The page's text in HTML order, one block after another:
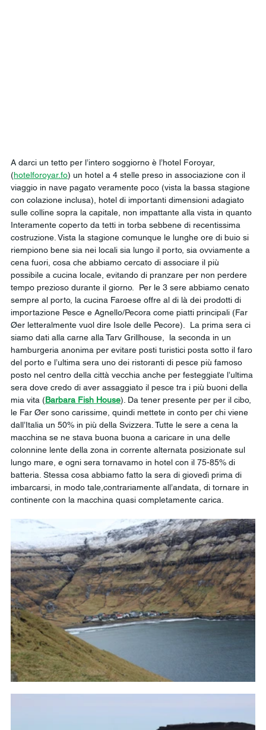
A darci un tetto per l’intero soggiorno è l’hotel Foroyar,
(hotelforoyar.fo) un hotel a 4 stelle preso in associazione con il
viaggio in nave pagato veramente poco (vista la bassa stagione
con colazione inclusa), hotel di importanti dimensioni adagiato
sulle colline sopra la capitale, non impattante alla vista in quanto
Interamente coperto da tetti in torba sebbene di recentissima
costruzione. Vista la stagione comunque le lunghe ore di buio si
riempiono bene sia nei locali sia lungo il porto, sia ovviamente a
cena fuori, cosa che abbiamo cercato di associare il più
possibile a cucina locale, evitando di pranzare per non perdere
tempo prezioso durante il giorno.  Per le 3 sere abbiamo cenato
sempre al porto, la cucina Faroese offre al di là dei prodotti di
importazione Pesce e Agnello/Pecora come piatti principali (Far
Øer letteralmente vuol dire Isole delle Pecore).  La prima sera ci
siamo dati alla carne alla Tarv Grillhouse,  la seconda in un
hamburgeria anonima per evitare posti turistici posta sotto il faro
del porto e l’ultima sera uno dei ristoranti di pesce più famoso
posto nel centro della città vecchia anche per festeggiate l’ultima
sera dove credo di aver assaggiato il pesce tra i più buoni della
mia vita (Barbara Fish House). Da tener presente per per il cibo,
le Far Øer sono carissime, quindi mettete in conto per chi viene
dall’Italia un 50% in più della Svizzera. Tutte le sere a cena la
macchina se ne stava buona buona a caricare in una delle
colonnine lente della zona in corrente alternata posizionate sul
lungo mare, e ogni sera tornavamo in hotel con il 75-85% di
batteria. Stessa cosa abbiamo fatto la sera di giovedì prima di
imbarcarsi, in modo tale,contrariamente all’andata, di tornare in
continente con la macchina quasi completamente carica.